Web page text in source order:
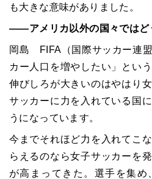
も大きな意味がありました。
――アメリカ以外の国々ではど
岡島 FIFA（国際サッカー連
カー人口を増やしたい」とい
伸びしろが大きいのはやはり
サッカーに力を入れている国
うになっています。
今までそれほど力を入れてこ
らえるのなら女子サッカーを
が高まってきた。選手を集め